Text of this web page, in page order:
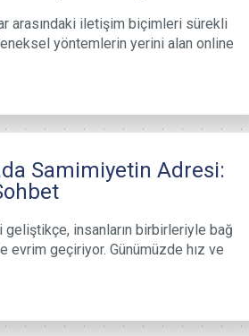
arasındaki iletişim biçimleri sürekli
yöntemlerin yerini alan online
Samimiyetin Adresi:
insanların birbirleriyle bağ
evrim geçiriyor. Günümüzde hız ve